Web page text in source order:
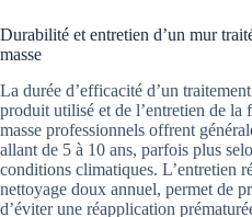
Durabilité et entretien d’un mur
masse
La durée d’efficacité d’un
produit utilisé et de l’entretien de la
masse professionnels offrent
allant de 5 à 10 ans, parfois plus
conditions climatiques. L’entretien
nettoyage doux annuel, permet de
d’éviter une réapplication